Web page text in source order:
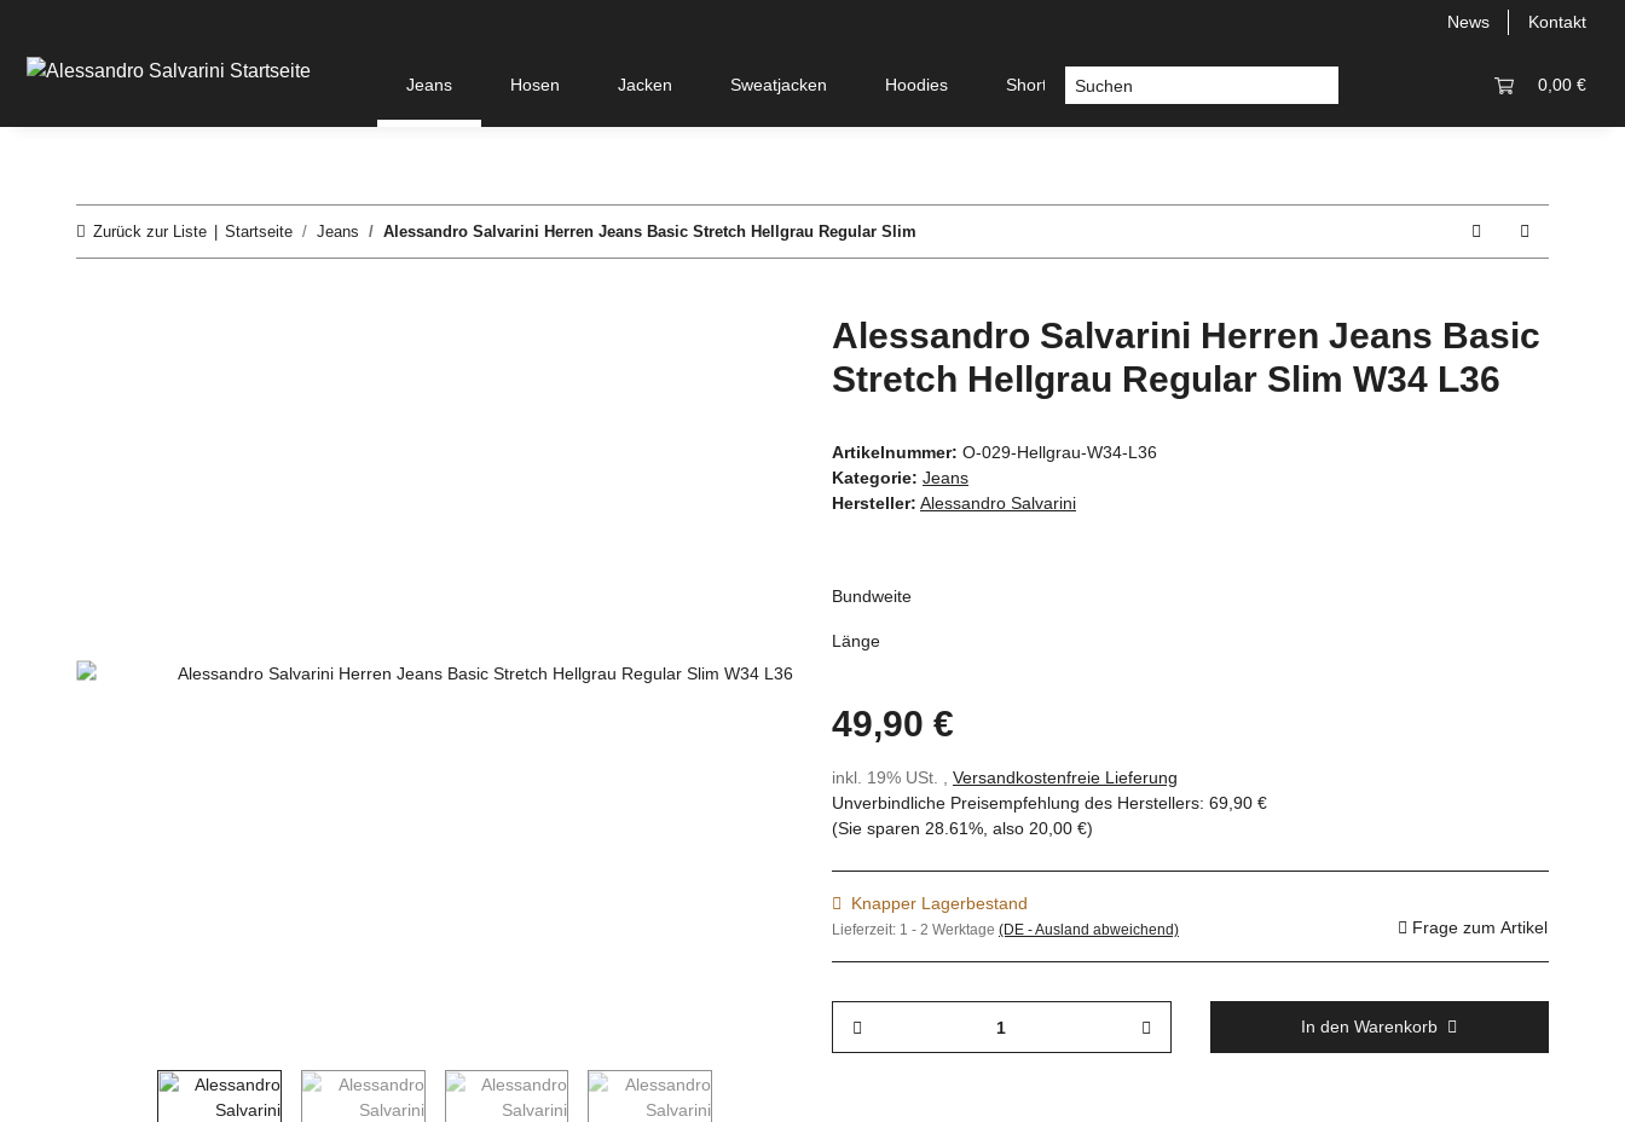
News Kontakt
0,00 €
Jeans Hosen Jacken Sweatjacken Hoodies Shorts & Bermudas Alle Styles
Zurück zur Liste Startseite Jeans Alessandro Salvarini Herren Jeans Basic Stretch Hellgrau Regular Slim
Alessandro Salvarini Herren Jeans Basic
Stretch Hellgrau Regular Slim W34 L36
Artikelnummer: O-029-Hellgrau-W34-L36
Kategorie: Jeans
Hersteller: Alessandro Salvarini
Bundweite
Länge
49,90 €
inkl. 19% USt. , Versandkostenfreie Lieferung
Unverbindliche Preisempfehlung des Herstellers: 69,90 €
(Sie sparen 28.61%, also 20,00 €)
Knapper Lagerbestand
Lieferzeit: 1 - 2 Werktage (DE - Ausland abweichend) Frage zum Artikel
In den Warenkorb